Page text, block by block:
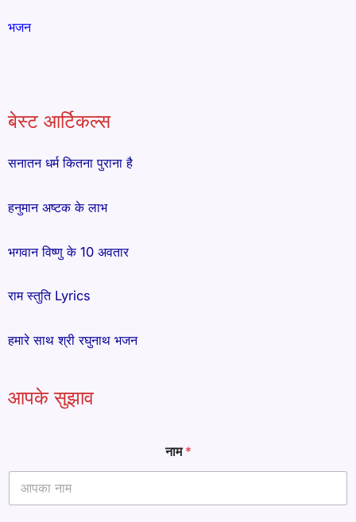
भजन
बेस्ट आर्टिकल्स
सनातन धर्म कितना पुराना है
हनुमान अष्टक के लाभ
भगवान विष्णु के 10 अवतार
राम स्तुति Lyrics
हमारे साथ श्री रघुनाथ भजन
आपके सुझाव
नाम*